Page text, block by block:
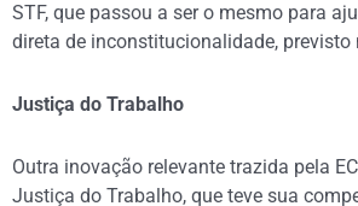
STF, que passou a ser o mesmo para
direta de inconstitucionalidade, previsto
Justiça do Trabalho
Outra inovação relevante trazida pela
Justiça do Trabalho, que teve sua